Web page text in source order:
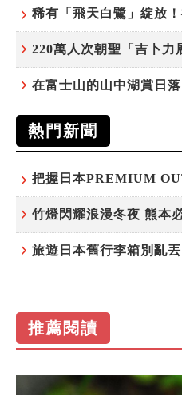
熱門新聞
竹燈閃耀浪漫冬夜 熊本
旅遊日本舊行李箱別亂
推薦閱讀